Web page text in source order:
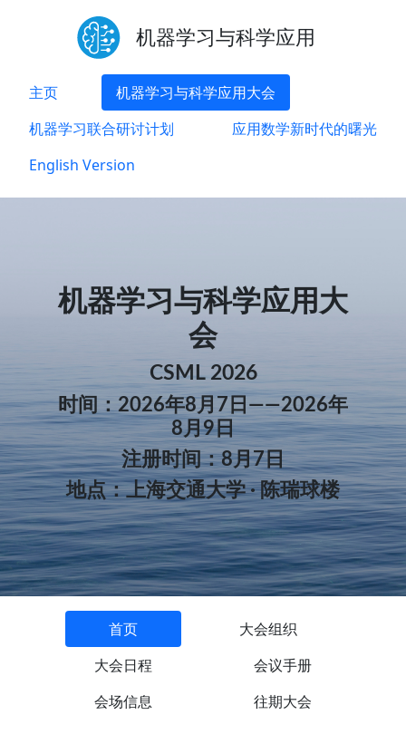
机器学习与科学应用
主页
机器学习与科学应用大会
机器学习联合研讨计划
应用数学新时代的曙光
English Version
机器学习与科学应用大
会
CSML 2026
时间：2026年8月7日——2026年
8月9日
注册时间：8月7日
地点：上海交通大学 · 陈瑞球楼
首页
大会组织
大会日程
会议手册
会场信息
往期大会